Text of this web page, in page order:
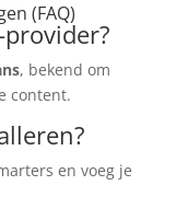
(FAQ)
provider?
, bekend om
content.
en voeg je